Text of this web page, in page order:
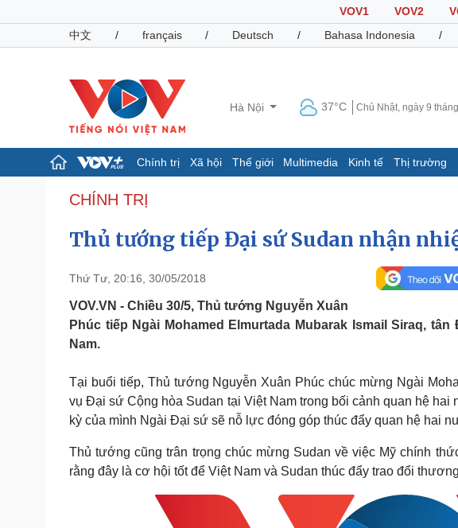
VOV1 VOV2
中文
/ français / Deutsch / Bahasa Indonesia /
Hà Nội 37°C Chủ Nhật, ngày 9
Chính trị Xã hội Thế giới Multimedia Kinh tế Thị trường
Chính trị
Tổ chức nhân sự
Quốc hội
Dự báo thời tiết
Giáo dục
Biển đảo
Cuộc sống
Hồ sơ
Pháp luật
Vụ án
Tư vấn luật
Quân sự - Quốc phòng
Phân tích
Thể thao
Thế giới thể
eSports
Hậu trường
Dinh dưỡng - món ngon
Cây thuốc
Nhà đẹp
Tình yêu - Gia đình
Sân khấu -
Âm nhạc
CHÍNH TRỊ
Thủ tướng tiếp Đại sứ Sudan nhận
Thứ Tư, 20:16, 30/05/2018
VOV.VN - Chiều 30/5, Thủ tướng Nguyễn Xuân
Phúc tiếp Ngài Mohamed Elmurtada Mubarak Ismail Siraq,
Nam.
Tại buổi tiếp, Thủ tướng Nguyễn Xuân Phúc chúc mừng Ngài
vụ Đại sứ Cộng hòa Sudan tại Việt Nam trong bối cảnh quan hệ
kỳ của mình Ngài Đại sứ sẽ nỗ lực đóng góp thúc đẩy quan hệ hai
Thủ tướng cũng trân trọng chúc mừng Sudan về việc Mỹ chính
rằng đây là cơ hội tốt để Việt Nam và Sudan thúc đẩy trao đổi